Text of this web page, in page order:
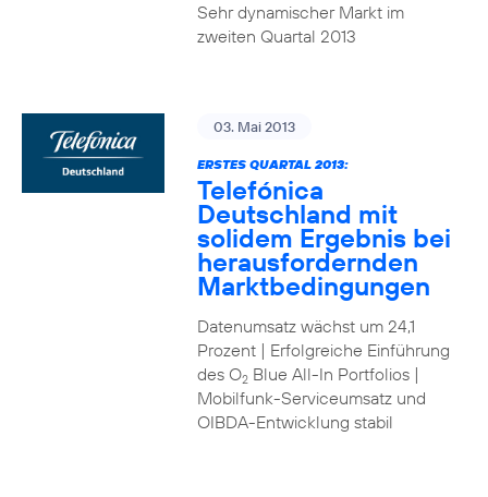
Sehr dynamischer Markt im
zweiten Quartal 2013
03. Mai 2013
ERSTES QUARTAL 2013:
Telefónica
Deutschland mit
solidem Ergebnis bei
herausfordernden
Marktbedingungen
Datenumsatz wächst um 24,1
Prozent | Erfolgreiche Einführung
des O2Blue All-In Portfolios |
Mobilfunk-Serviceumsatz und
OIBDA-Entwicklung stabil